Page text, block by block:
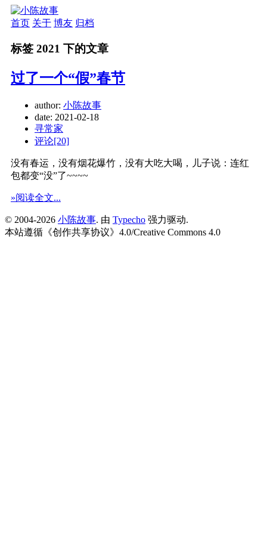
首页 关于 博友 归档
标签 2021 下的文章
过了一个“假”春节
author: 小陈故事
date: 2021-02-18
寻常家
评论[20]
没有春运，没有烟花爆竹，没有大吃大喝，儿子说：连红
包都变“没”了~~~~
»阅读全文...
© 2004-2026 小陈故事. 由 Typecho 强力驱动.
本站遵循《创作共享协议》4.0/Creative Commons 4.0